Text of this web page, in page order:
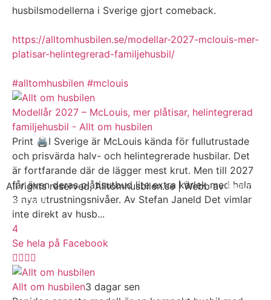
husbilsmodellerna i Sverige gjort comeback.
https://alltomhusbilen.se/modellar-2027-mclouis-mer-
platisar-helintegrerad-familjehusbil/
#alltomhusbilen #mclouis
Modellår 2027 – McLouis, mer plåtisar, helintegrerad
familjehusbil - Allt om husbilen
Print 🖨I Sverige är McLouis kända för fullutrustade
och prisvärda halv- och helintegrerade husbilar. Det
är fortfarande där de lägger mest krut. Men till 2027
får även deras plåtisutbud lite extra kärlek med hela
3 nya utrustningsnivåer. Av Stefan Janeld Det vimlar
inte direkt av husb...
4
Se hela på Facebook
Allt om husbilen3 dagar sen
All rights reserved, Alltomhusbilen.se | Webb avBravo
Webbyrå